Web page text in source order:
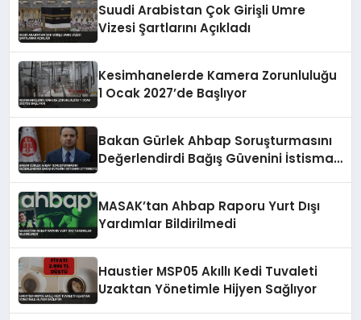
Suudi Arabistan Çok Girişli Umre
Vizesi Şartlarını Açıkladı
Kesimhanelerde Kamera Zorunluluğu
1 Ocak 2027’de Başlıyor
Bakan Gürlek Ahbap Soruşturmasını
Değerlendirdi Bağış Güvenini İstismar
MASAK’tan Ahbap Raporu Yurt Dışı
Yardımlar Bildirilmedi
Haustier MSP05 Akıllı Kedi Tuvaleti
Uzaktan Yönetimle Hijyen Sağlıyor